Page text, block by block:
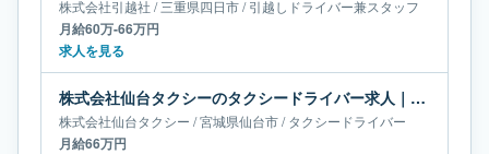
株式会社引越社 /三重県四日市/引越しドライバー兼スタッフ
月給60万-66万円
求人を見る
株式会社仙台タクシーのタクシードライバー求人｜宮城県仙台市｜月給66万円
株式会社仙台タクシー /宮城県仙台市/タクシードライバー
月給66万円